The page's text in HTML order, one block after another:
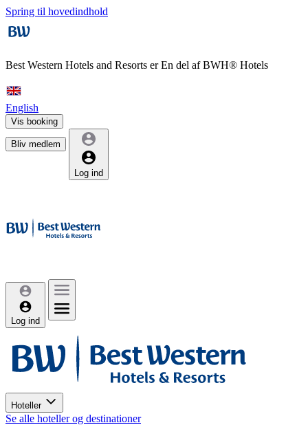
Spring til hovedindhold
Best Western Hotels and Resorts erEn del af BWH® Hotels
English
Vis booking
Bliv medlem
Log ind
Log ind
Hoteller
Se alle hoteller og destinationer